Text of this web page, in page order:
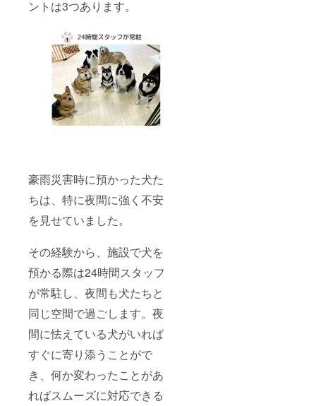
ントは3つあります。
豪雨災害時に預かった犬た
ちは、特に夜間に強く不安
を見せていました。
その経験から、施設で犬を
預かる際は24時間スタッフ
が常駐し、夜間も犬たちと
同じ空間で過ごします。夜
間に怯えている犬がいれば
すぐに寄り添うことがで
き、何か変わったことがあ
ればスムーズに対応できる